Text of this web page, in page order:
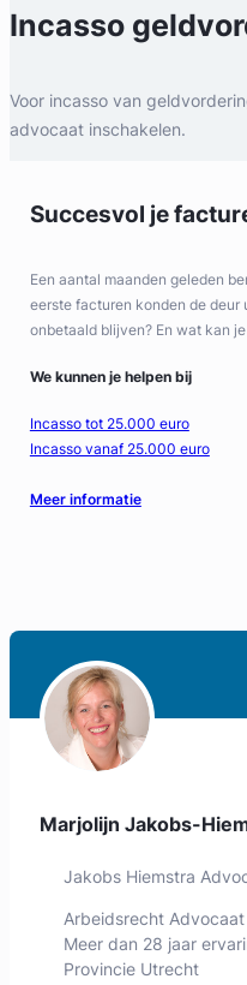
Incasso
Voor incasso van
advocaat inschakelen.
Succesvol je
Een aantal maanden geleden
eerste facturen konden de deur
onbetaald blijven? En wat kan
We kunnen je helpen bij
Incasso tot 25.000 euro
Incasso vanaf 25.000 euro
Meer informatie
Marjolijn Jakobs-
Jakobs Hiemstra
Arbeidsrecht Advocaat
Meer dan 28 jaar
Provincie Utrecht